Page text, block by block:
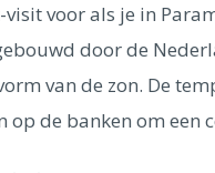
voor als je in
door de
van de zon. De
op de banken om een